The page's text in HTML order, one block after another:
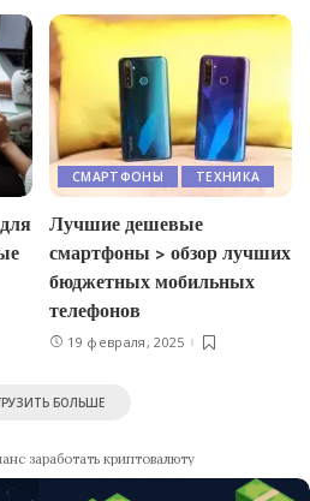
СМАРТФОНЫ ТЕХНИКА
Лучшие дешевые
смартфоны > обзор лучших
бюджетных мобильных
телефонов
19 февраля, 2025
БОЛЬШЕ
заработать криптовалюту